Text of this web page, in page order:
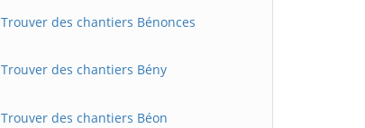
Trouver des chantiers Bénonces
Trouver des chantiers Bény
Trouver des chantiers Béon